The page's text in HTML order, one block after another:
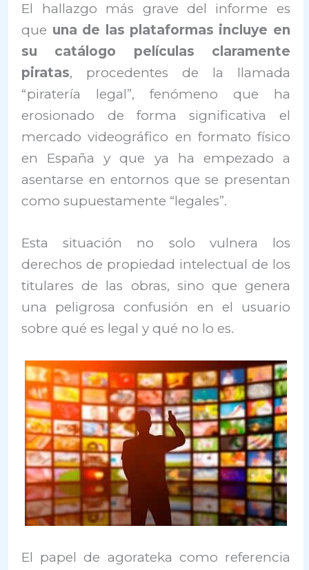
El hallazgo más grave del informe es
que una de las plataformas incluye en
su catálogo películas claramente
piratas, procedentes de la llamada
“piratería legal”, fenómeno que ha
erosionado de forma significativa el
mercado videográfico en formato físico
en España y que ya ha empezado a
asentarse en entornos que se presentan
como supuestamente “legales”.
Esta situación no solo vulnera los
derechos de propiedad intelectual de los
titulares de las obras, sino que genera
una peligrosa confusión en el usuario
sobre qué es legal y qué no lo es.
El papel de agorateka como referencia